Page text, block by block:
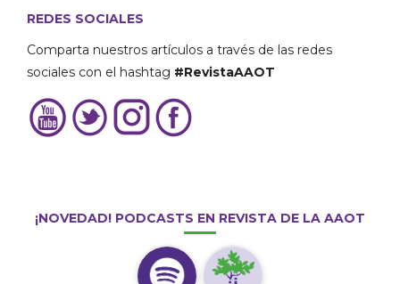
REDES SOCIALES
Comparta nuestros artículos a través de las redes
sociales con el hashtag #RevistaAAOT
¡NOVEDAD! PODCASTS EN REVISTA DE LA AAOT